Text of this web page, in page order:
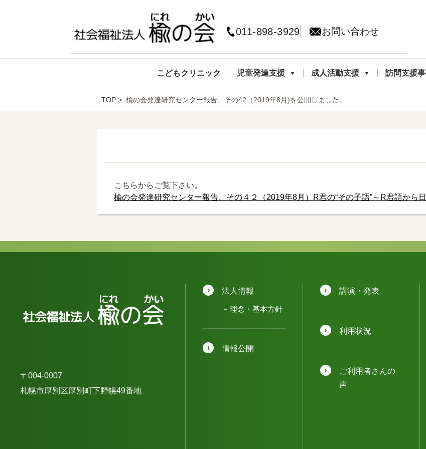
011-898-3929 お問い合わせ
こどもクリニック 児童発達支援 成人活動支援 訪問支援
TOP > 楡の会発達研究センター報告、その42（2019年8月)を公開しました。
こちらからご覧下さい。
楡の会発達研究センター報告、その４２（2019年8月）R君の“その子語”～R君語から
〒004-0007
札幌市厚別区厚別町下野幌49番地
法人情報
理念・基本方針
情報公開
講演・発表
利用状況
ご利用者さんの
声